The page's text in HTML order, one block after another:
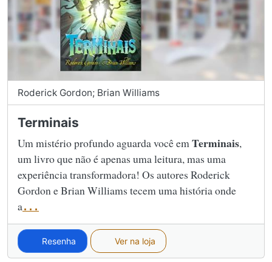
Roderick Gordon; Brian Williams
Terminais
Um mistério profundo aguarda você em Terminais,
um livro que não é apenas uma leitura, mas uma
experiência transformadora! Os autores Roderick
Gordon e Brian Williams tecem uma história onde
a...
Resenha Ver na loja